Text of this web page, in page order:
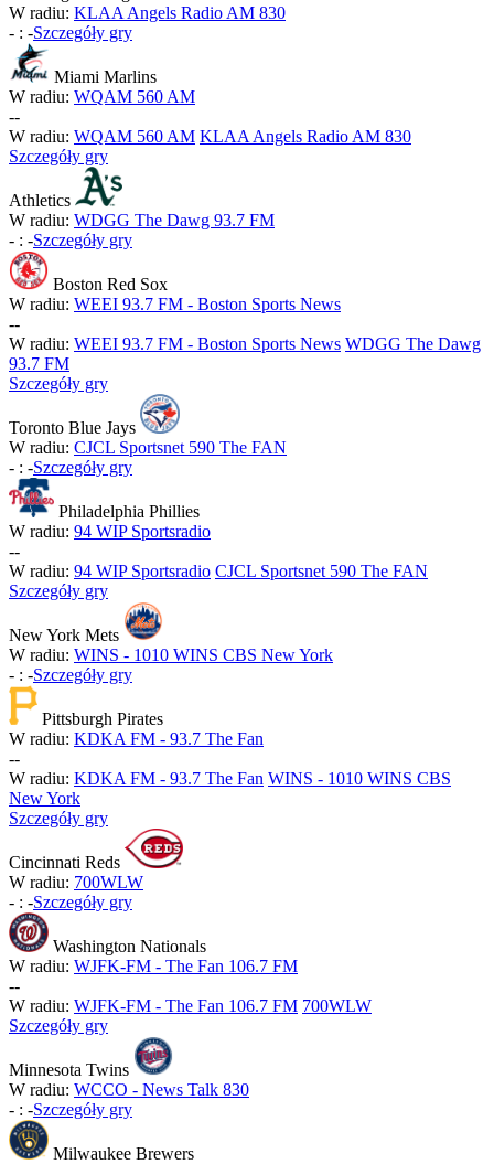
W radiu: KLAA Angels Radio AM 830
- : -Szczegóły gry
Miami Marlins
W radiu: WQAM 560 AM
--
W radiu: WQAM 560 AM KLAA Angels Radio AM 830
Szczegóły gry
Athletics
W radiu: WDGG The Dawg 93.7 FM
- : -Szczegóły gry
Boston Red Sox
W radiu: WEEI 93.7 FM - Boston Sports News
--
W radiu: WEEI 93.7 FM - Boston Sports News WDGG The Dawg
93.7 FM
Szczegóły gry
Toronto Blue Jays
W radiu: CJCL Sportsnet 590 The FAN
- : -Szczegóły gry
Philadelphia Phillies
W radiu: 94 WIP Sportsradio
--
W radiu: 94 WIP Sportsradio CJCL Sportsnet 590 The FAN
Szczegóły gry
New York Mets
W radiu: WINS - 1010 WINS CBS New York
- : -Szczegóły gry
Pittsburgh Pirates
W radiu: KDKA FM - 93.7 The Fan
--
W radiu: KDKA FM - 93.7 The Fan WINS - 1010 WINS CBS
New York
Szczegóły gry
Cincinnati Reds
W radiu: 700WLW
- : -Szczegóły gry
Washington Nationals
W radiu: WJFK-FM - The Fan 106.7 FM
--
W radiu: WJFK-FM - The Fan 106.7 FM 700WLW
Szczegóły gry
Minnesota Twins
W radiu: WCCO - News Talk 830
- : -Szczegóły gry
Milwaukee Brewers